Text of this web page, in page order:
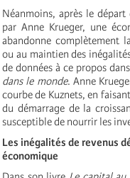
Néanmoins, après le
par Anne Krueger, une
abandonne complètement
ou au maintien des
de données à ce propos
dans le monde. Anne
courbe de Kuznets, en
du démarrage de la
susceptible de nourrir les
Les inégalités de revenus
économique